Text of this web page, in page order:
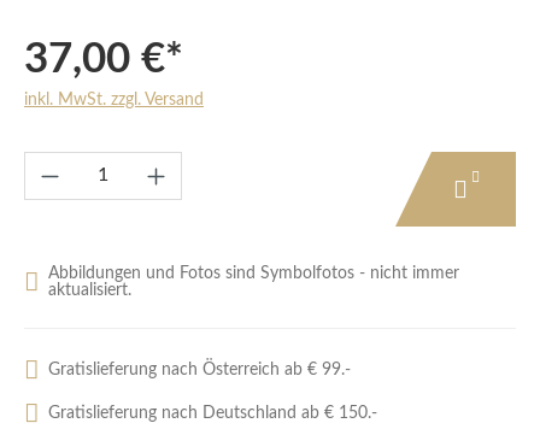
37,00 €*
inkl. MwSt. zzgl. Versand
Produkt Anzahl: Gib den gewünschten
Abbildungen und Fotos sind Symbolfotos - nicht immer
aktualisiert.
Gratislieferung nach Österreich ab € 99.-
Gratislieferung nach Deutschland ab € 150.-